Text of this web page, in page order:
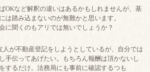
OKなど解釈の違いはあるかもしれませんが、基
は踏み込まないのが無難かと思います。
に聞くのもアリでは無いでしょうか？
人が不動産登記をしようとしているが、自分では
手伝ってあげたい。もちろん報酬は頂かないし
するだけ。法務局にも事前に確認するつも